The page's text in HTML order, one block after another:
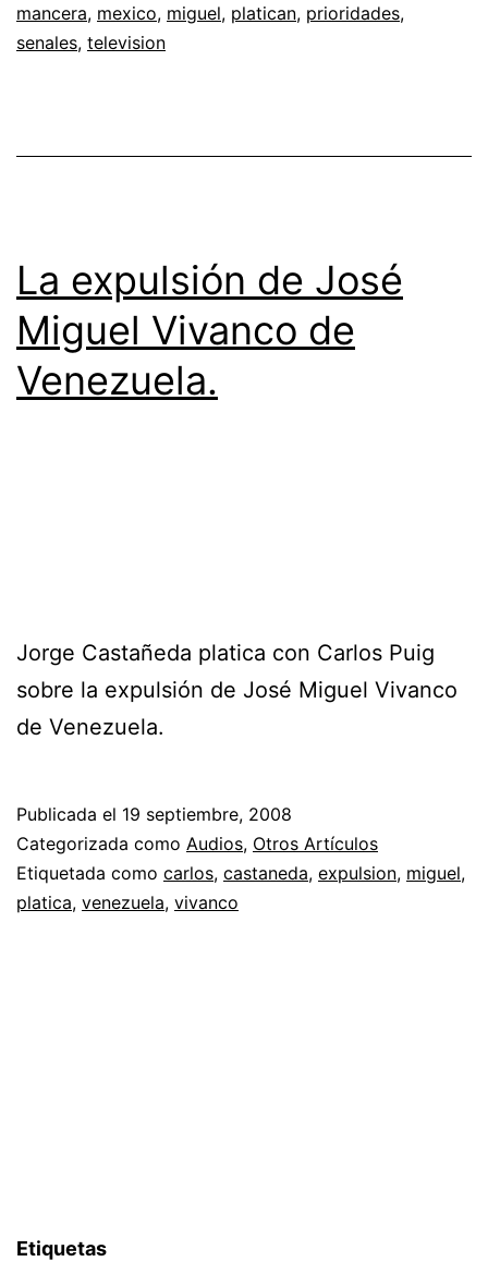
mancera, mexico, miguel, platican, prioridades,
senales, television
La expulsión de José
Miguel Vivanco de
Venezuela.
Jorge Castañeda platica con Carlos Puig
sobre la expulsión de José Miguel Vivanco
de Venezuela.
Publicada el 19 septiembre, 2008
Categorizada como Audios, Otros Artículos
Etiquetada como carlos, castaneda, expulsion, miguel,
platica, venezuela, vivanco
Etiquetas